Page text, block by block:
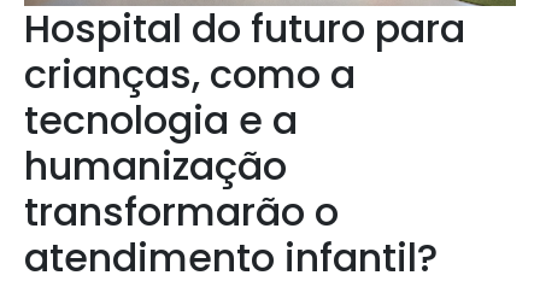
Hospital do futuro para
crianças, como a
tecnologia e a
humanização
transformarão o
atendimento infantil?